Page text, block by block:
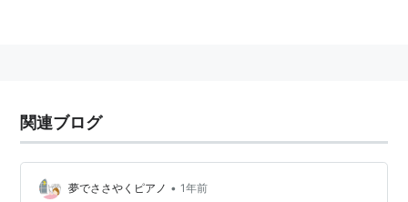
関連ブログ
夢でささやくピアノ • 1年前